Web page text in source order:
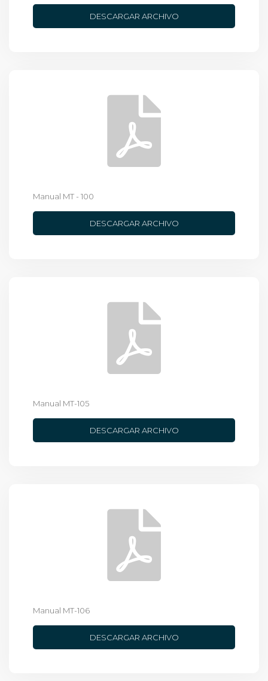
DESCARGAR ARCHIVO
Manual MT - 100
DESCARGAR ARCHIVO
Manual MT-105
DESCARGAR ARCHIVO
Manual MT-106
DESCARGAR ARCHIVO